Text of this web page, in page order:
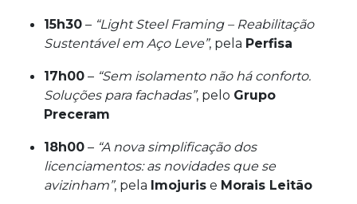
15h30 – “Light Steel Framing – Reabilitação
Sustentável em Aço Leve”, pela Perfisa
17h00 – “Sem isolamento não há conforto.
Soluções para fachadas”, pelo Grupo
Preceram
18h00 – “A nova simplificação dos
licenciamentos: as novidades que se
avizinham”, pela Imojuris e Morais Leitão